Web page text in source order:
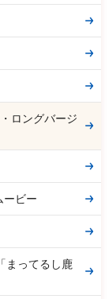
ロングバージ
ービー
まってるし鹿